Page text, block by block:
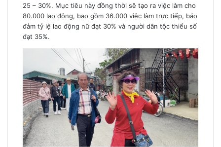
25 – 30%. Mục tiêu này đồng thời sẽ tạo ra việc làm cho
80.000 lao động, bao gồm 36.000 việc làm trực tiếp, bảo
đảm tỷ lệ lao động nữ đạt 30% và người dân tộc thiểu số
đạt 35%.